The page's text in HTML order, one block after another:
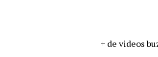
+ de videos